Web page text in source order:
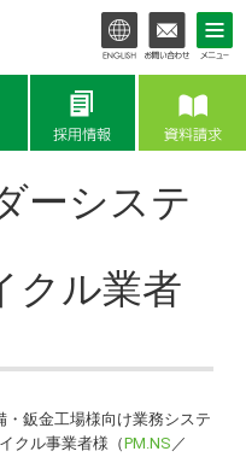
商品情報
ーシステ
クル業者
鈑金工場様向け業務システ
クル事業者様（PM.NS ／